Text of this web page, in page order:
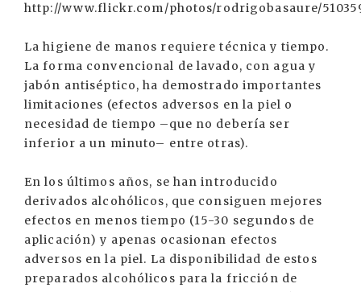
http://www.flickr.com/photos/rodrigobasaure/
La higiene de manos requiere técnica y tiempo.
La forma convencional de lavado, con agua y
jabón antiséptico, ha demostrado importantes
limitaciones (efectos adversos en la piel o
necesidad de tiempo –que no debería ser
inferior a un minuto– entre otras).
En los últimos años, se han introducido
derivados alcohólicos, que consiguen mejores
efectos en menos tiempo (15-30 segundos de
aplicación) y apenas ocasionan efectos
adversos en la piel. La disponibilidad de estos
preparados alcohólicos para la fricción de